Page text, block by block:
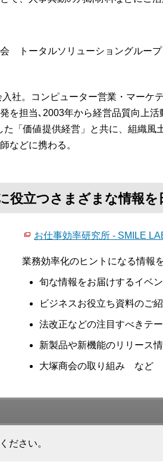
トータルソリューショングループ
社。コンピューター営業・マーケ
を担当､2003年から経営品質向上
た「価値提供経営」と共に、組織
などに携わる。
役立つさまざまな情報を
お仕事効率研究所 - SMILE
業務効率化のヒントになる情報
旬な情報をお届けするイベ
ビジネスお役立ち資料のご
法改正などの注目すべきテ
新製品や新機能のリリース
大塚商会の取り組み など
ださい。